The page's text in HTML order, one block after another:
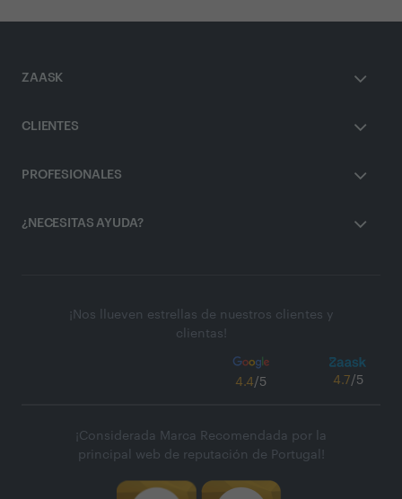
ZAASK
CLIENTES
PROFESIONALES
¿NECESITAS AYUDA?
¡Nos llueven estrellas de nuestros clientes y
clientas!
4.4/5 4.7/5
¡Considerada Marca Recomendada por la
principal web de reputación de Portugal!